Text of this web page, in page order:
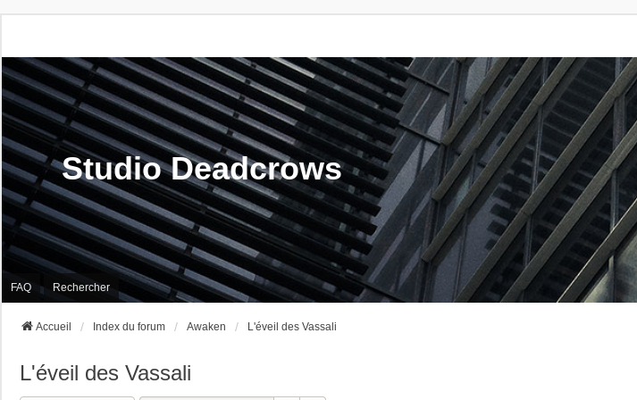
Studio Deadcrows
FAQ Rechercher
Accueil Index du forum Awaken L'éveil des Vassali
L'éveil des Vassali